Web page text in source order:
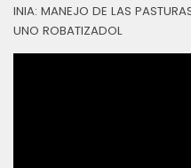
INIA: MANEJO DE LAS
UNO ROBATIZADOL